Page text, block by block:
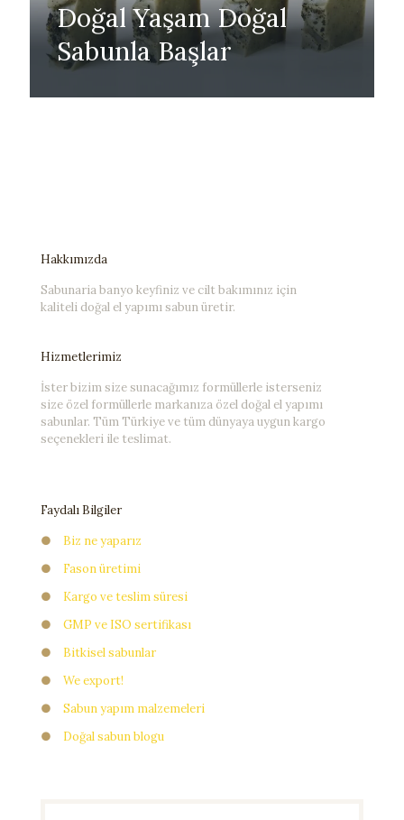
Doğal Yaşam Doğal
Sabunla Başlar
Hakkımızda
Sabunaria banyo keyfiniz ve cilt bakımınız için
kaliteli doğal el yapımı sabun üretir.
Hizmetlerimiz
İster bizim size sunacağımız formüllerle isterseniz
size özel formüllerle markanıza özel doğal el yapımı
sabunlar. Tüm Türkiye ve tüm dünyaya uygun kargo
seçenekleri ile teslimat.
Faydalı Bilgiler
●
Biz ne yaparız
●
Fason üretimi
●
Kargo ve teslim süresi
●
GMP ve ISO sertifikası
●
Bitkisel sabunlar
●
We export!
●
Sabun yapım malzemeleri
●
Doğal sabun blogu